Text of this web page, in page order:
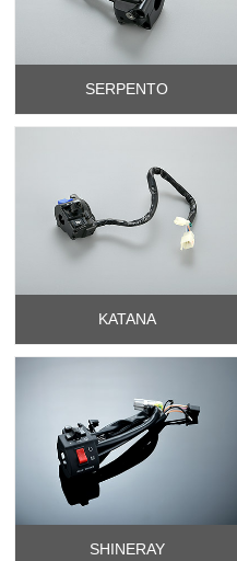
SERPENTO
KATANA
SHINERAY